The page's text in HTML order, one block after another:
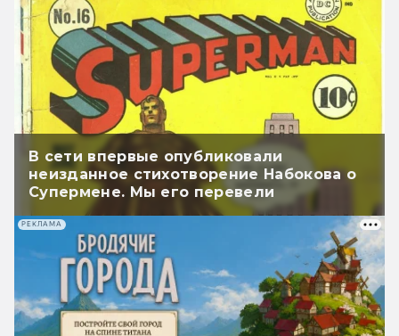
В сети впервые опубликовали
неизданное стихотворение Набокова о
Супермене. Мы его перевели
РЕКЛАМА